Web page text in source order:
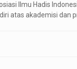
Ilmu Hadis
atas akademisi dan